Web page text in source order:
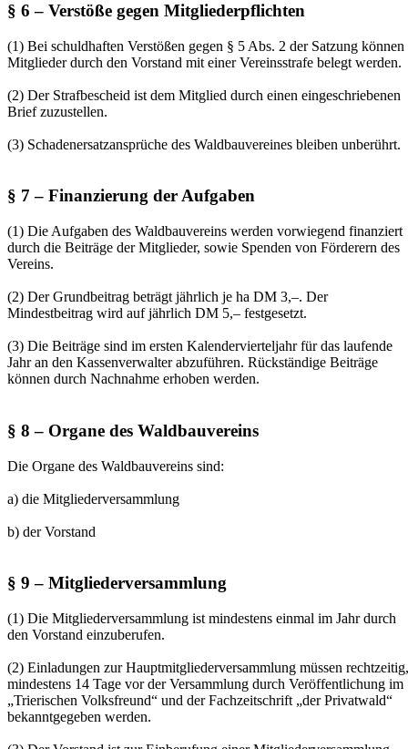
§ 6 – Verstöße gegen Mitgliederpflichten
(1) Bei schuldhaften Verstößen gegen § 5 Abs. 2 der Satzung können
Mitglieder durch den Vorstand mit einer Vereinsstrafe belegt werden.
(2) Der Strafbescheid ist dem Mitglied durch einen eingeschriebenen
Brief zuzustellen.
(3) Schadenersatzansprüche des Waldbauvereines bleiben unberührt.
§ 7 – Finanzierung der Aufgaben
(1) Die Aufgaben des Waldbauvereins werden vorwiegend finanziert
durch die Beiträge der Mitglieder, sowie Spenden von Förderern des
Vereins.
(2) Der Grundbeitrag beträgt jährlich je ha DM 3,–. Der
Mindestbeitrag wird auf jährlich DM 5,– festgesetzt.
(3) Die Beiträge sind im ersten Kalendervierteljahr für das laufende
Jahr an den Kassenverwalter abzuführen. Rückständige Beiträge
können durch Nachnahme erhoben werden.
§ 8 – Organe des Waldbauvereins
Die Organe des Waldbauvereins sind:
a) die Mitgliederversammlung
b) der Vorstand
§ 9 – Mitgliederversammlung
(1) Die Mitgliederversammlung ist mindestens einmal im Jahr durch
den Vorstand einzuberufen.
(2) Einladungen zur Hauptmitgliederversammlung müssen rechtzeitig,
mindestens 14 Tage vor der Versammlung durch Veröffentlichung im
„Trierischen Volksfreund“ und der Fachzeitschrift „der Privatwald“
bekanntgegeben werden.